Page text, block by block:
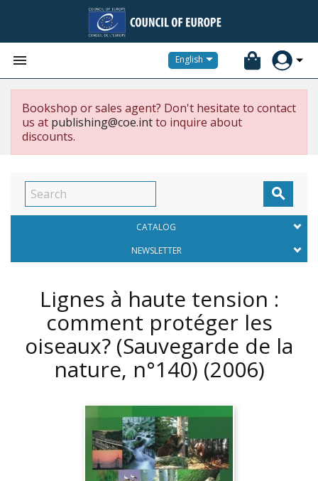
 English
Bookshop or sales agent? Don't hesitate to contact
us at publishing@coe.intto inquire about
discounts.

CATALOG
NEWSLETTER
Lignes à haute tension :
comment protéger les
oiseaux? (Sauvegarde de la
nature, n°140) (2006)